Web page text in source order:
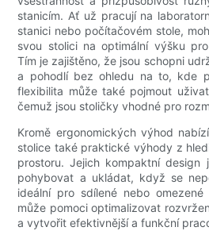
stanicím. Ať už pracují na
stanici nebo počítačovém stole,
svou stolici na optimální výšku
Tím je zajištěno, že jsou schopni
a pohodlí bez ohledu na to, kde
flexibilita může také pojmout
čemuž jsou stoličky vhodné pro
Kromě ergonomických výhod
stolice také praktické výhody z
prostoru. Jejich kompaktní design
pohybovat a ukládat, když se
ideální pro sdílené nebo
může pomoci optimalizovat
a vytvořit efektivnější a funkční